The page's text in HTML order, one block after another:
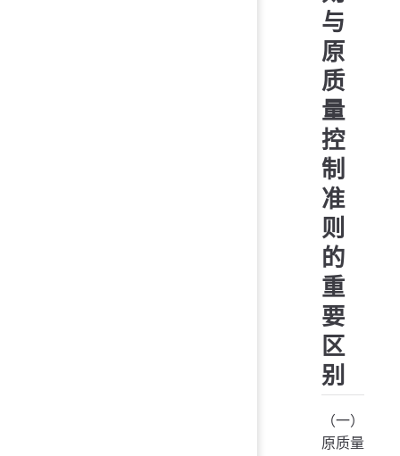
与
原
质
量
控
制
准
则
的
重
要
区
别
（一）
原质量